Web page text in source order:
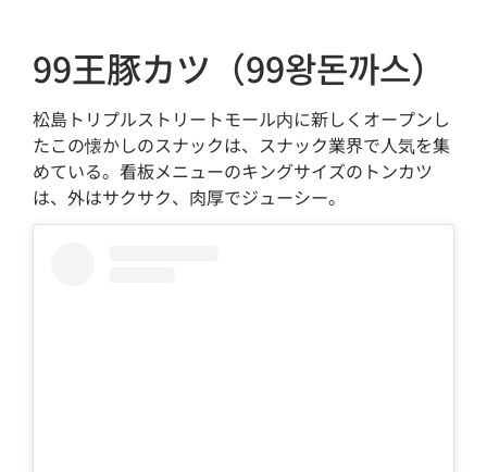
99王豚カツ（99왕돈까스）
松島トリプルストリートモール内に新しくオープンし
たこの懐かしのスナックは、スナック業界で人気を集
めている。看板メニューのキングサイズのトンカツ
は、外はサクサク、肉厚でジューシー。